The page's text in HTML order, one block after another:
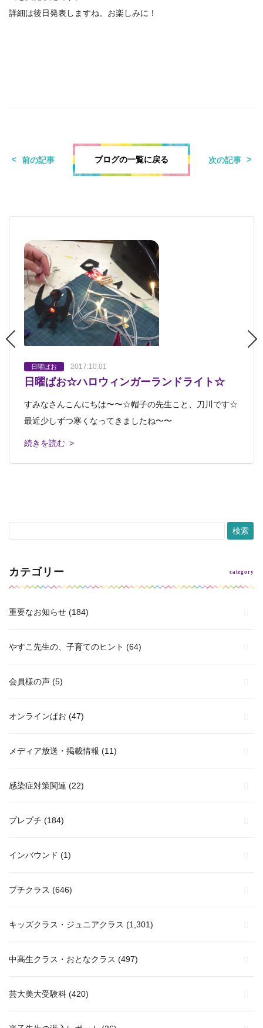
詳細は後日発表しますね。お楽しみに！
前の記事 ブログの一覧に戻る 次の記事
日曜ぱお 2017.10.01
日曜ぱお☆ハロウィンガーランドライト☆
すみなさんこんにちは〜〜☆帽子の先生こと、刀川です☆
最近少しずつ寒くなってきましたね〜〜
続きを読む >
日曜ぱお 2017.09.20
日曜ぱおハロウィンガーランドライト増設の
こんにちは。 先日のブログでご紹介した10月1日の日曜ぱ
日曜ぱお 2017.09.14
10月の日曜ぱお ハロウィンの工作です
秋の足音が聞こえてきました 寒暖差がある今日この頃、
みなさま体調を崩されないようにしてくだ
続きを読む >
日曜ぱお 2017.02.13
羊毛フェルトの雛人形を作りましたよ、アト
こんにちは。 クリエイティブな休日のご提案「日曜ぱ
日曜ぱお 2017.02.01
2月の「日曜ぱお」は羊毛フェルトで作るひ
「日曜ぱお」は1回から楽しめる日曜日限定のレッスンで
カテゴリー
重要なお知らせ (184)
やすこ先生の、子育てのヒント (64)
会員様の声 (5)
オンラインぱお (47)
メディア放送・掲載情報 (11)
感染症対策関連 (22)
プレプチ (184)
インバウンド (1)
プチクラス (646)
キッズクラス・ジュニアクラス (1,301)
中高生クラス・おとなクラス (497)
芸大美大受験科 (420)